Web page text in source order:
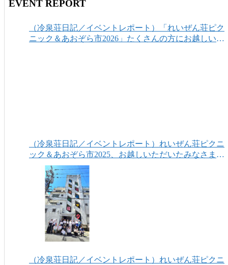
EVENT REPORT
（冷泉荘日記／イベントレポート）「れいぜん荘ピク
ニック＆あおぞら市2026」たくさんの方にお越しいた
（冷泉荘日記／イベントレポート）れいぜん荘ピクニ
ック＆あおぞら市2025、お越しいただいたみなさまあ
りがとうございました！
（冷泉荘日記／イベントレポート）れいぜん荘ピクニ